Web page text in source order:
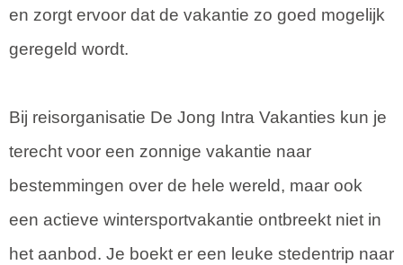
en zorgt ervoor dat de vakantie zo goed mogelijk
geregeld wordt.
Bij reisorganisatie De Jong Intra Vakanties kun je
terecht voor een zonnige vakantie naar
bestemmingen over de hele wereld, maar ook
een actieve wintersportvakantie ontbreekt niet in
het aanbod. Je boekt er een leuke stedentrip naar